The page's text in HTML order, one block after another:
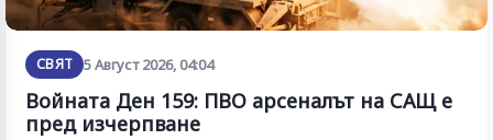
СВЯТ 5 Август 2026, 04:04
Войната Ден 159: ПВО арсеналът на САЩ е
пред изчерпване